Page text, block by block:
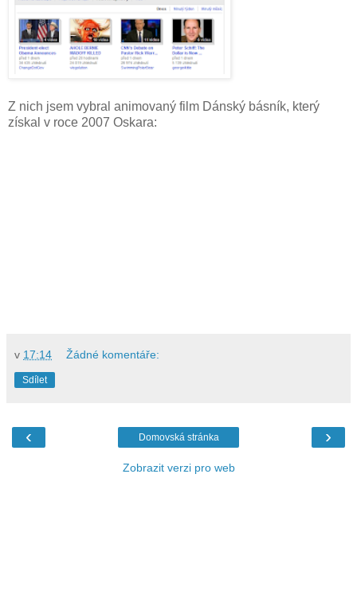
Z nich jsem vybral animovaný film Dánský básník, který
získal v roce 2007 Oskara:
v 17:14 Žádné komentáře:
Sdílet
‹ ›
Domovská stránka
Zobrazit verzi pro web